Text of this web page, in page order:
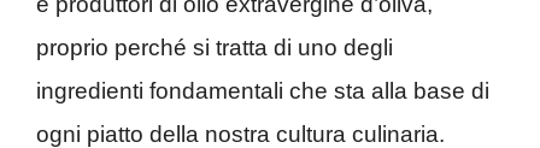
proprio perché si tratta di uno degli
ingredienti fondamentali che sta alla base di
ogni piatto della nostra cultura culinaria.